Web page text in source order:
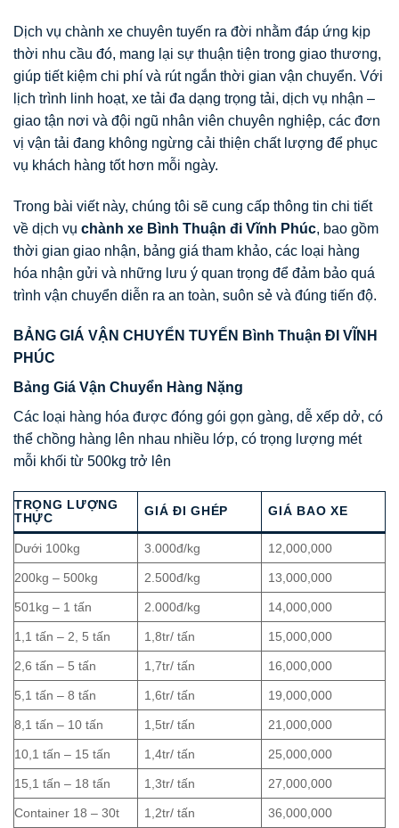
Dịch vụ chành xe chuyên tuyến ra đời nhằm đáp ứng kịp
thời nhu cầu đó, mang lại sự thuận tiện trong giao thương,
giúp tiết kiệm chi phí và rút ngắn thời gian vận chuyển. Với
lịch trình linh hoạt, xe tải đa dạng trọng tải, dịch vụ nhận –
giao tận nơi và đội ngũ nhân viên chuyên nghiệp, các đơn
vị vận tải đang không ngừng cải thiện chất lượng để phục
vụ khách hàng tốt hơn mỗi ngày.
Trong bài viết này, chúng tôi sẽ cung cấp thông tin chi tiết
về dịch vụ chành xe Bình Thuận đi Vĩnh Phúc, bao gồm
thời gian giao nhận, bảng giá tham khảo, các loại hàng
hóa nhận gửi và những lưu ý quan trọng để đảm bảo quá
trình vận chuyển diễn ra an toàn, suôn sẻ và đúng tiến độ.
BẢNG GIÁ VẬN CHUYỂN TUYẾN Bình Thuận ĐI VĨNH
PHÚC
Bảng Giá Vận Chuyển Hàng Nặng
Các loại hàng hóa được đóng gói gọn gàng, dễ xếp dở, có
thể chồng hàng lên nhau nhiều lớp, có trọng lượng mét
mỗi khối từ 500kg trở lên
TRỌNG LƯỢNG
THỰC
GIÁ ĐI GHÉP GIÁ BAO XE
Dưới 100kg 3.000đ/kg 12,000,000
200kg – 500kg 2.500đ/kg 13,000,000
501kg – 1 tấn 2.000đ/kg 14,000,000
1,1 tấn – 2, 5 tấn 1,8tr/ tấn 15,000,000
2,6 tấn – 5 tấn 1,7tr/ tấn 16,000,000
5,1 tấn – 8 tấn 1,6tr/ tấn 19,000,000
8,1 tấn – 10 tấn 1,5tr/ tấn 21,000,000
10,1 tấn – 15 tấn 1,4tr/ tấn 25,000,000
15,1 tấn – 18 tấn 1,3tr/ tấn 27,000,000
Container 18 – 30t 1,2tr/ tấn 36,000,000